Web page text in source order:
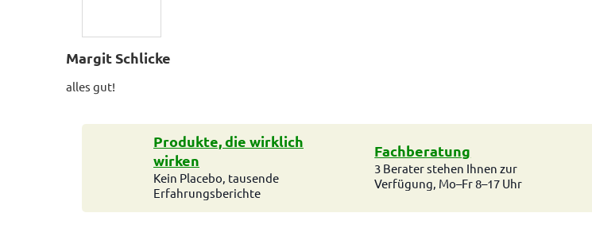
Margit Schlicke
alles gut!
Produkte, die wirklich
wirken
Kein Placebo, tausende
Erfahrungsberichte
Fachberatung
3 Berater stehen Ihnen zur
Verfügung, Mo–Fr 8–17 Uhr